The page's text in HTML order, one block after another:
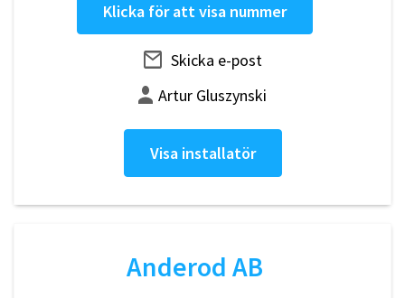
Klicka för att visa nummer
Skicka e-post
Artur Gluszynski
Visa installatör
Anderod AB